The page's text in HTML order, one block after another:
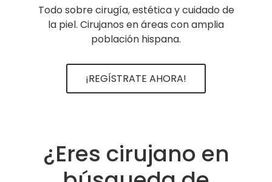
Todo sobre cirugía, estética y cuidado de
la piel. Cirujanos en áreas con amplia
población hispana.
¡REGÍSTRATE AHORA!
¿Eres cirujano en